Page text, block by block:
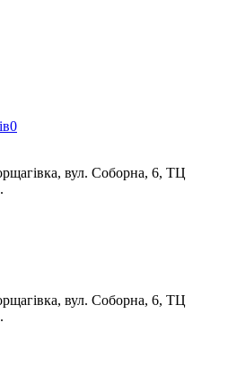
0
вул. Соборна, 6, ТЦ
вул. Соборна, 6, ТЦ